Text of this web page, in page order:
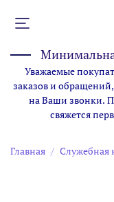
Уважаемые
заказов и обращений,
на Ваши звонки.
свяжется
Главная Служебная